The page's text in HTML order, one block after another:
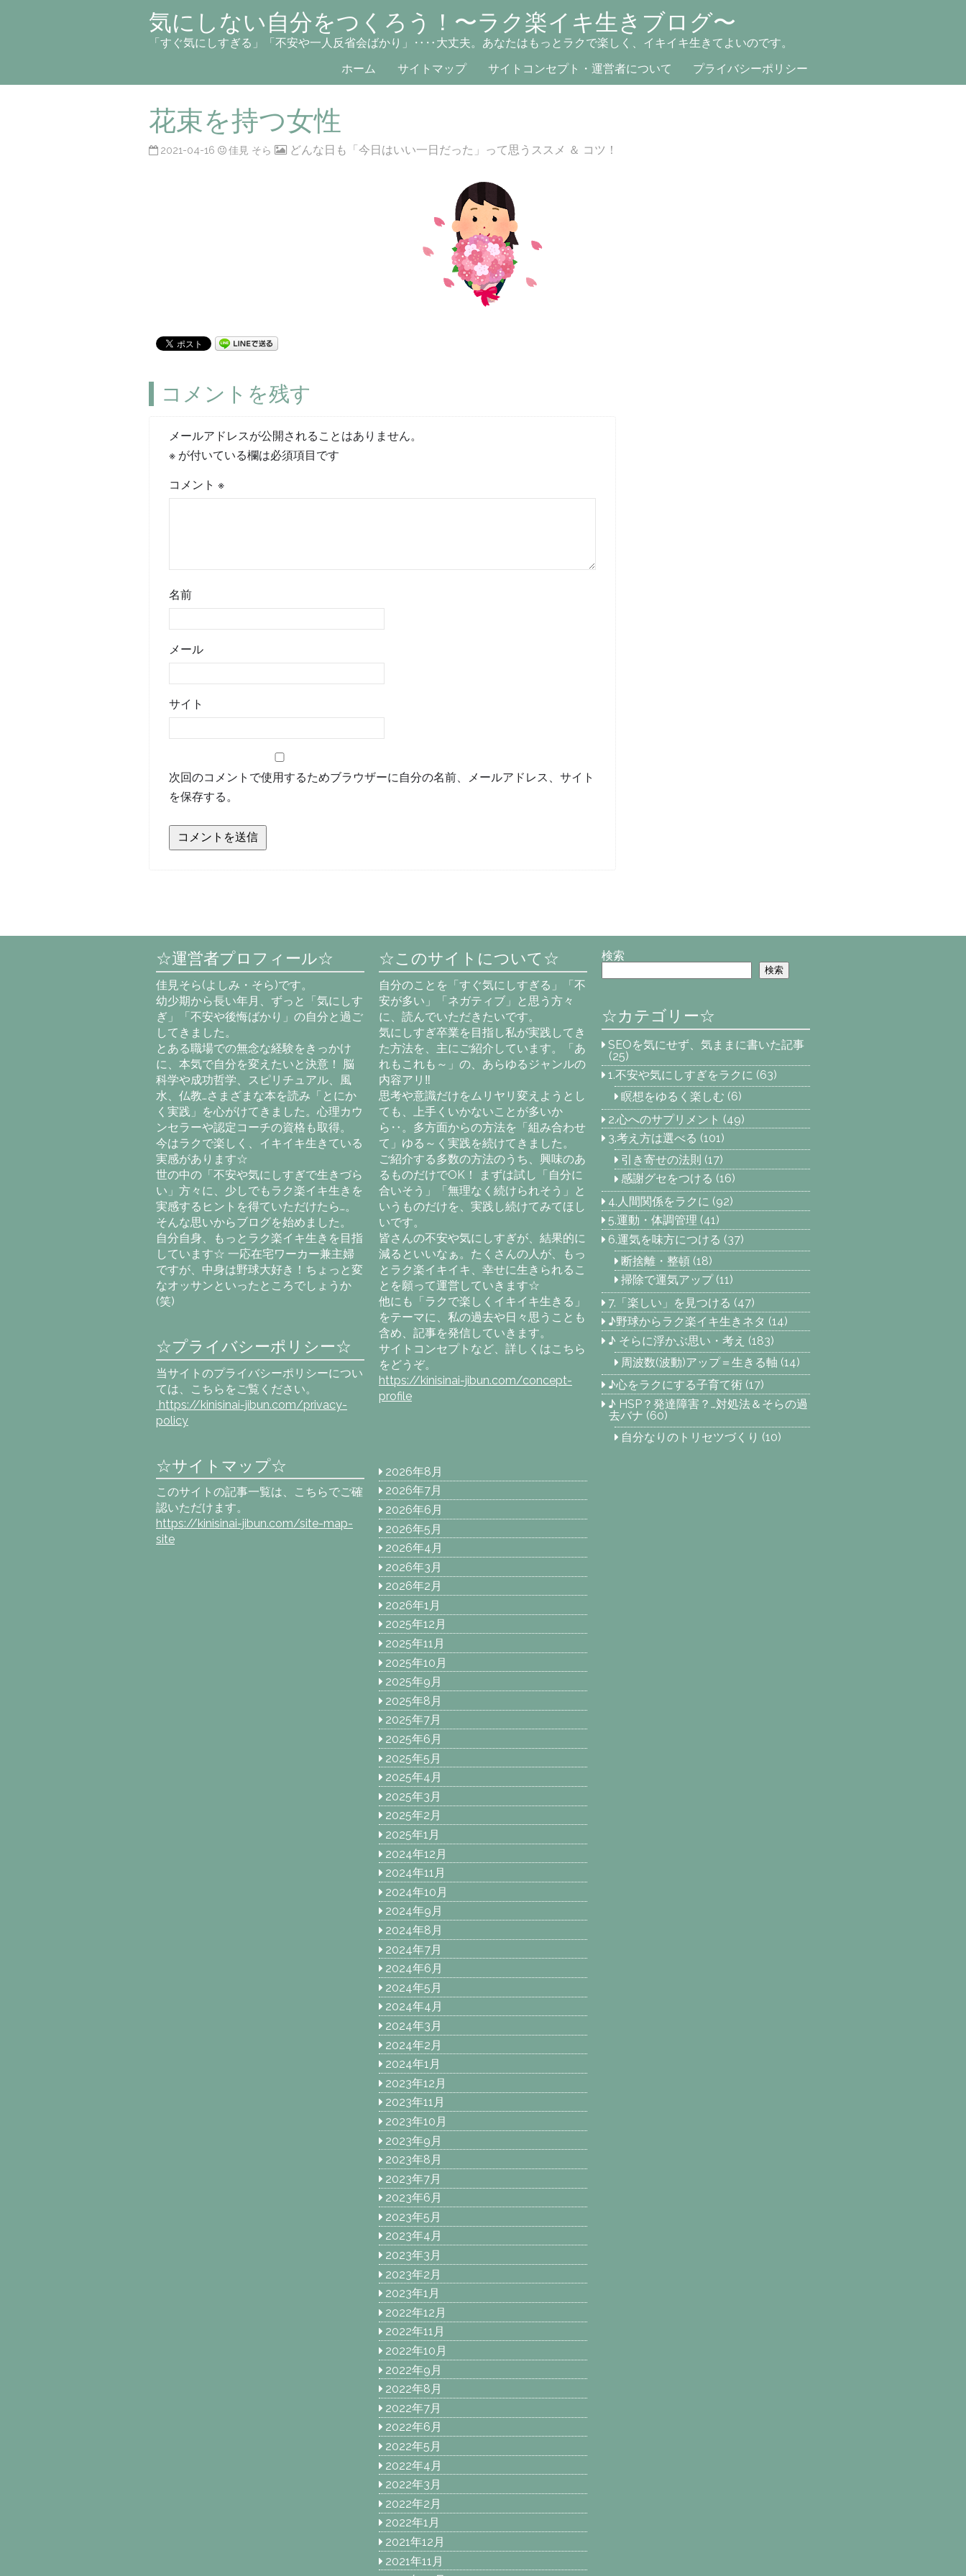
気にしない自分をつくろう！〜ラク楽イキ生きブログ〜
「すぐ気にしすぎる」「不安や一人反省会ばかり」‥‥大丈夫。あなたはもっとラクで楽しく、イキイキ生きてよいのです。
ホーム
サイトマップ サイトコンセプト・運営者について プライバシーポリシー
花束を持つ女性
2021-04-16 佳見 そら どんな日も「今日はいい一日だった」って思うススメ ＆ コツ！
コメントを残す
メールアドレスが公開されることはありません。
※ が付いている欄は必須項目です
コメント※
名前
メール
サイト
次回のコメントで使用するためブラウザーに自分の名前、メールアドレス、サイト
を保存する。
☆運営者プロフィール☆
佳見そら(よしみ・そら)です。
幼少期から長い年月、ずっと「気にしす
ぎ」「不安や後悔ばかり」の自分と過ご
してきました。
とある職場での無念な経験をきっかけ
に、本気で自分を変えたいと決意！ 脳
科学や成功哲学、スピリチュアル、風
水、仏教…さまざまな本を読み「とにか
く実践」を心がけてきました。心理カウ
ンセラーや認定コーチの資格も取得。
今はラクで楽しく、イキイキ生きている
実感があります☆
世の中の「不安や気にしすぎで生きづら
い」方々に、少しでもラク楽イキ生きを
実感するヒントを得ていただけたら…。
そんな思いからブログを始めました。
自分自身、もっとラク楽イキ生きを目指
しています☆ 一応在宅ワーカー兼主婦
ですが、中身は野球大好き！ちょっと変
なオッサンといったところでしょうか
(笑)
☆このサイトについて☆
自分のことを「すぐ気にしすぎる」「不
安が多い」「ネガティブ」と思う方々
に、読んでいただきたいです。
気にしすぎ卒業を目指し私が実践してき
た方法を、主にご紹介しています。「あ
れもこれも～」の、あらゆるジャンルの
内容アリ‼
思考や意識だけをムリヤリ変えようとし
ても、上手くいかないことが多いか
ら‥。多方面からの方法を「組み合わせ
て」ゆる～く実践を続けてきました。
ご紹介する多数の方法のうち、興味のあ
るものだけでOK！ まずは試し「自分に
合いそう」「無理なく続けられそう」と
いうものだけを、実践し続けてみてほし
いです。
皆さんの不安や気にしすぎが、結果的に
減るといいなぁ。たくさんの人が、もっ
とラク楽イキイキ、幸せに生きられるこ
とを願って運営していきます☆
他にも「ラクで楽しくイキイキ生きる」
をテーマに、私の過去や日々思うことも
含め、記事を発信していきます。
サイトコンセプトなど、詳しくはこちら
をどうぞ。
https://kinisinai-jibun.com/concept-
profile
検索
検索
☆カテゴリー☆
SEOを気にせず、気ままに書いた記事
(25)
1.不安や気にしすぎをラクに (63)
瞑想をゆるく楽しむ (6)
2.心へのサプリメント (49)
3.考え方は選べる (101)
引き寄せの法則 (17)
感謝グセをつける (16)
4.人間関係をラクに (92)
5.運動・体調管理 (41)
6.運気を味方につける (37)
断捨離・整頓(18)
掃除で運気アップ(11)
7.「楽しい」を見つける (47)
♪野球からラク楽イキ生きネタ (14)
♪ そらに浮かぶ思い・考え (183)
周波数(波動)アップ＝生きる軸 (14)
♪心をラクにする子育て術 (17)
♪ HSP？発達障害？…対処法＆そらの過
去バナ (60)
自分なりのトリセツづくり (10)
☆プライバシーポリシー☆
当サイトのプライバシーポリシーについ
ては、こちらをご覧ください。
https://kinisinai-jibun.com/privacy-
policy
☆サイトマップ☆
このサイトの記事一覧は、こちらでご確
認いただけます。
https://kinisinai-jibun.com/site-map-
site
2026年8月
2026年7月
2026年6月
2026年5月
2026年4月
2026年3月
2026年2月
2026年1月
2025年12月
2025年11月
2025年10月
2025年9月
2025年8月
2025年7月
2025年6月
2025年5月
2025年4月
2025年3月
2025年2月
2025年1月
2024年12月
2024年11月
2024年10月
2024年9月
2024年8月
2024年7月
2024年6月
2024年5月
2024年4月
2024年3月
2024年2月
2024年1月
2023年12月
2023年11月
2023年10月
2023年9月
2023年8月
2023年7月
2023年6月
2023年5月
2023年4月
2023年3月
2023年2月
2023年1月
2022年12月
2022年11月
2022年10月
2022年9月
2022年8月
2022年7月
2022年6月
2022年5月
2022年4月
2022年3月
2022年2月
2022年1月
2021年12月
2021年11月